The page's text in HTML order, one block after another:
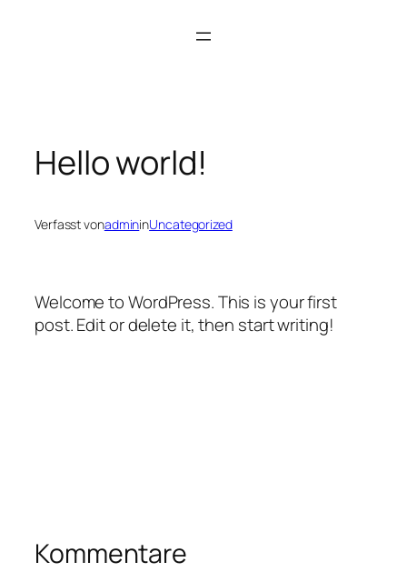
Hello world!
Verfasst vonadmininUncategorized
Welcome to WordPress. This is your first
post. Edit or delete it, then start writing!
Kommentare